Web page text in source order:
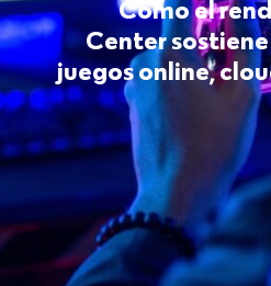
Cómo el
Center
juegos online,